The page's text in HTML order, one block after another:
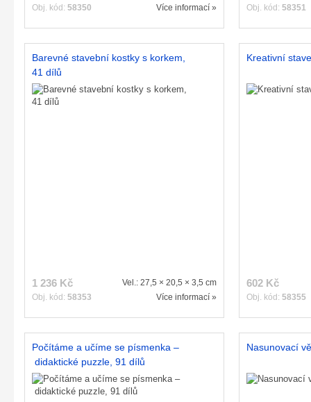
Obj. kód: 58350
Více informací »
Obj. kód: 58351
Barevné stavební kostky s korkem,
41 dílů
1 236 Kč
Obj. kód: 58353
Vel.: 27,5 × 20,5 × 3,5 cm
Více informací »
Kreativní
602 Kč
Obj. kód: 58355
Počítáme a učíme se písmenka –
didaktické puzzle, 91 dílů
Nasunovací